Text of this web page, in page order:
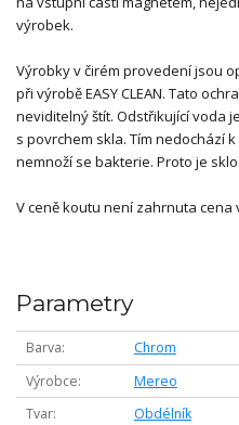
výrobek.
Výrobky v čirém provedení jsou
při výrobě EASY CLEAN. Tato
neviditelný štít. Odstřikující voda
s povrchem skla. Tím nedochází
nemnoží se bakterie. Proto je
V ceně koutu není zahrnuta cena
Parametry
Barva
Chrom
Výrobce
Mereo
Tvar
Obdélník